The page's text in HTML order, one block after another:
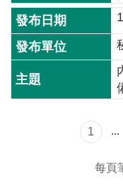
回
首
網
1 ...
每頁